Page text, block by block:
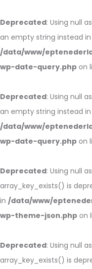
Deprecated: Using null
an empty string instead in
/data/www/
wp-date-query.php on
Deprecated: Using null
an empty string instead in
/data/www/
wp-date-query.php on
Deprecated: Using null
array_key_exists() is
in /data/www/
wp-theme-json.php on
Deprecated: Using null
array_key_exists() is